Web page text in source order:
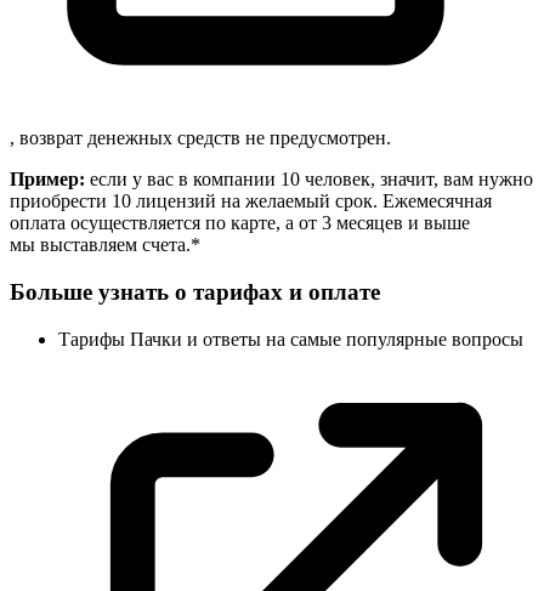
, возврат денежных средств не предусмотрен.
Пример: если у вас в компании 10 человек, значит, вам нужно
приобрести 10 лицензий на желаемый срок. Ежемесячная
оплата осуществляется по карте, а от 3 месяцев и выше
мы выставляем счета.*
Больше узнать о тарифах и оплате
Тарифы Пачки и ответы на самые популярные вопросы